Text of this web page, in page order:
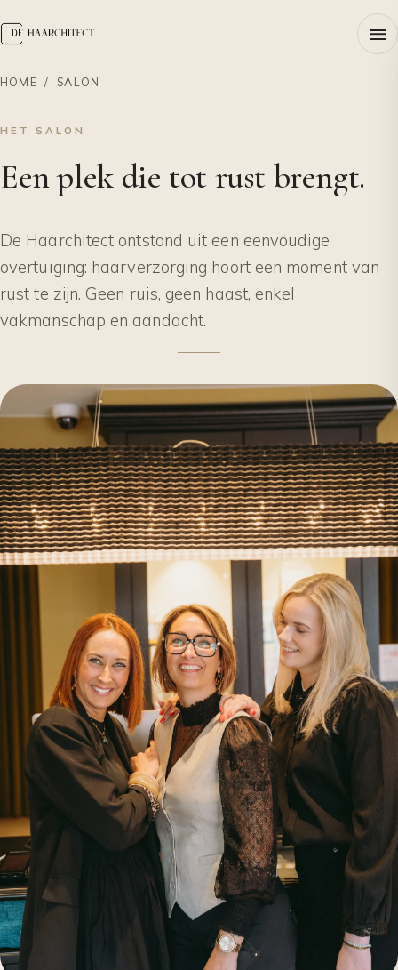
HOME / SALON
HET SALON
Een plek die tot rust brengt.
De Haarchitect ontstond uit een eenvoudige
overtuiging: haarverzorging hoort een moment van
rust te zijn. Geen ruis, geen haast, enkel
vakmanschap en aandacht.